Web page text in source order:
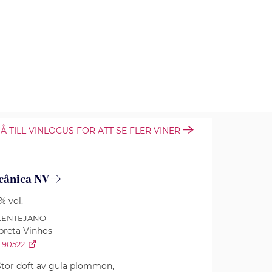
TILL VINLOCUS FÖR ATT SE FLER VINER
NV
vol.
Vinhos
90522
doft av gula plommon,